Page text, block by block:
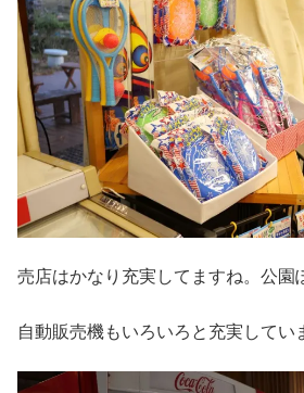
売店はかなり充実してますね。公園
自動販売機もいろいろと充実してい